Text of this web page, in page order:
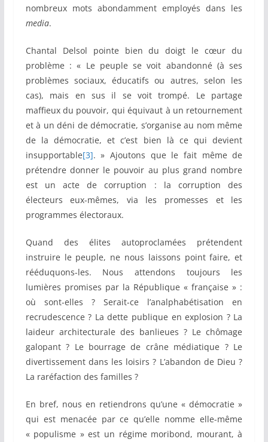
nombreux mots abondamment employés dans les
media.
Chantal Delsol pointe bien du doigt le cœur du
problème : « Le peuple se voit abandonné (à ses
problèmes sociaux, éducatifs ou autres, selon les
cas), mais en sus il se voit trompé. Le partage
maffieux du pouvoir, qui équivaut à un retournement
et à un déni de démocratie, s’organise au nom même
de la démocratie, et c’est bien là ce qui devient
insupportable[3]. » Ajoutons que le fait même de
prétendre donner le pouvoir au plus grand nombre
est un acte de corruption : la corruption des
électeurs eux-mêmes, via les promesses et les
programmes électoraux.
Quand des élites autoproclamées prétendent
instruire le peuple, ne nous laissons point faire, et
rééduquons-les. Nous attendons toujours les
lumières promises par la République « française » :
où sont-elles ? Serait-ce l’analphabétisation en
recrudescence ? La dette publique en explosion ? La
laideur architecturale des banlieues ? Le chômage
galopant ? Le bourrage de crâne médiatique ? Le
divertissement dans les loisirs ? L’abandon de Dieu ?
La raréfaction des familles ?
En bref, nous en retiendrons qu’une « démocratie »
qui est menacée par ce qu’elle nomme elle-même
« populisme » est un régime moribond, mourant, à